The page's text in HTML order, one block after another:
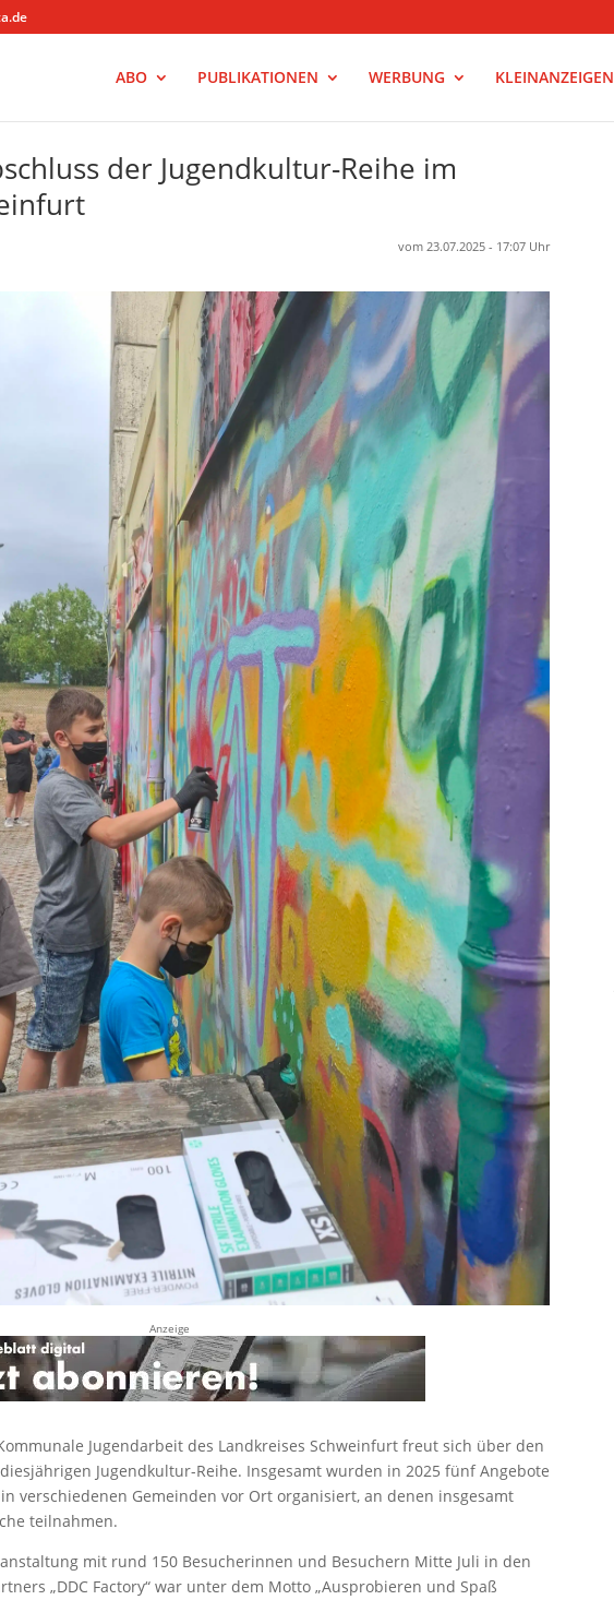
ABO PUBLIKATIONEN WERBUNG KLEINANZEIGEN
der Jugendkultur-Reihe im
vom 23.07.2025 - 17:07 Uhr
Anzeige
Jugendarbeit des Landkreises Schweinfurt freut sich über den
Jugendkultur-Reihe. Insgesamt wurden in 2025 fünf Angebote
verschiedenen Gemeinden vor Ort organisiert, an denen insgesamt
teilnahmen.
mit rund 150 Besucherinnen und Besuchern Mitte Juli in den
„DDC Factory“ war unter dem Motto „Ausprobieren und Spaß